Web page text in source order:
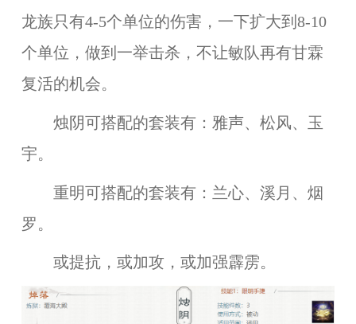
龙族只有4-5个单位的伤害，一下扩大到8-10
个单位，做到一举击杀，不让敏队再有甘霖
复活的机会。
烛阴可搭配的套装有：雅声、松风、玉
宇。
重明可搭配的套装有：兰心、溪月、烟
罗。
或提抗，或加攻，或加强霹雳。